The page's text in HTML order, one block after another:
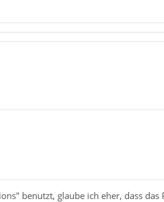
benutzt, glaube ich eher, dass